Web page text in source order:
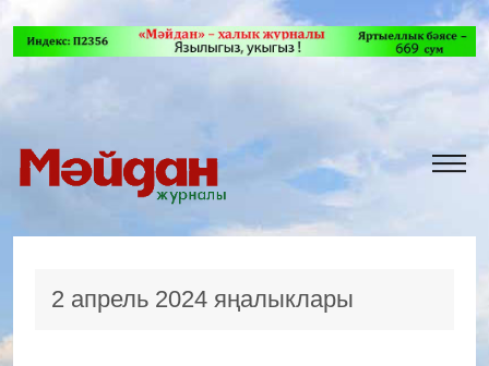
2 апрель 2024 яңалыклары